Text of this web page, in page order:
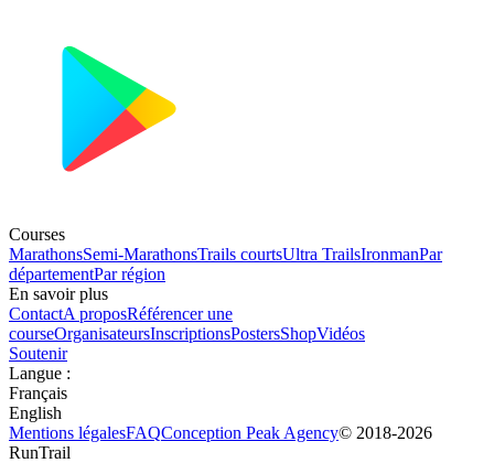
Courses
MarathonsSemi-MarathonsTrails courtsUltra TrailsIronmanPar
départementPar région
En savoir plus
ContactA proposRéférencer une
courseOrganisateursInscriptionsPostersShopVidéos
Soutenir
Langue :
Français
English
Mentions légalesFAQConception Peak Agency© 2018-2026
RunTrail